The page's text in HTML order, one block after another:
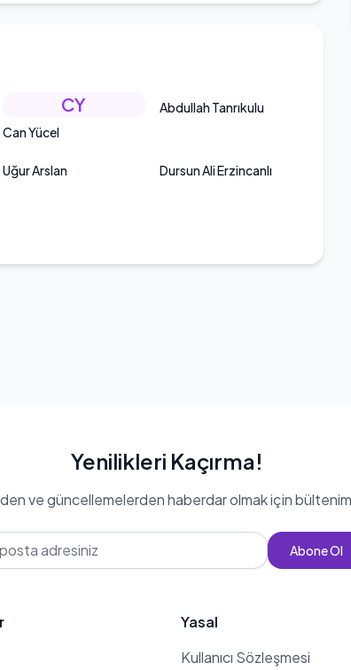
CY
Can Yücel
Abdullah Tanrıkulu
Uğur Arslan Dursun Ali Erzincanlı
Yenilikleri Kaçırma!
ve güncellemelerden haberdar olmak için
Abone Ol
Yasal
Kullanıcı Sözleşmesi